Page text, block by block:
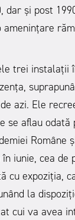
dar și post
amenințare
trei instalații
azi. Ele
se aflau odată
Române
iunie, cea de
cu expoziția,
la
cui va avea